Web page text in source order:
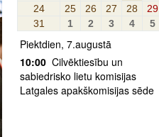
24
25 26 27 28 29
31
1 2 3 4 5
Piektdien, 7.augustā
10:00 Cilvēktiesību un
sabiedrisko lietu komisijas
Latgales apakškomisijas sēde